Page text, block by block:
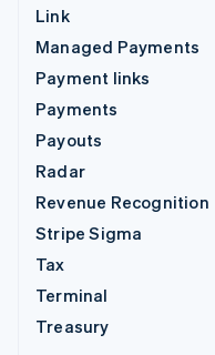
Link
Managed Payments
Payment links
Payments
Payouts
Radar
Revenue Recognition
Stripe Sigma
Tax
Terminal
Treasury